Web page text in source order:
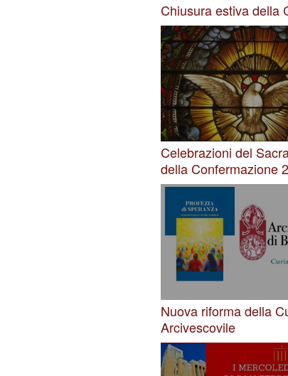
Chiusura estiva della
Celebrazioni del
della Confermazione
Nuova riforma della
Arcivescovile